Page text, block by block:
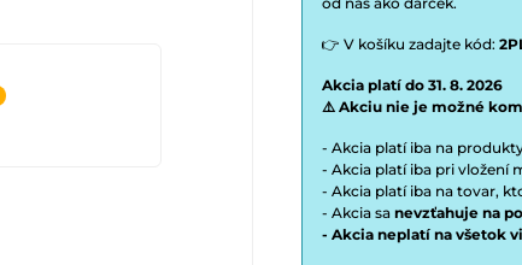
👉 V košíku zadajte kód:
Akcia platí do 31. 8. 2026
⚠️ Akciu nie je možné
- Akcia platí iba na
- Akcia platí iba pri vložení
- Akcia platí iba na tovar,
- Akcia sa nevzťahuje na
- Akcia neplatí na všetok